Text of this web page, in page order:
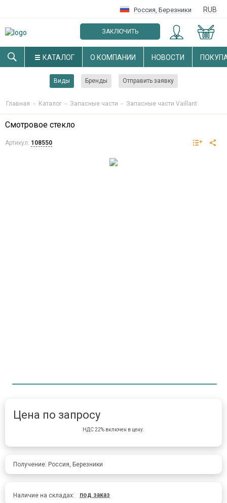
Россия, Березники RUB
ЗАКЛЮЧИТЬ
ОПТОВЫЙ ДОГОВОР
КАТАЛОГ О КОМПАНИИ НОВОСТИ
Виды Бренды Отправить заявку
Главная - Каталог - Запасные части - Запасные части Vaillant
Смотровое стекло
Артикул: 108550
Цена по запросу
НДС 22% включен в цену.
Получение: Россия, Березники
Наличие на складах: под заказ